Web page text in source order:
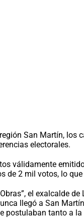
San Martín, los
electorales.
válidamente
de 2 mil votos, lo que
el exalcalde
llegó a San
tanto a